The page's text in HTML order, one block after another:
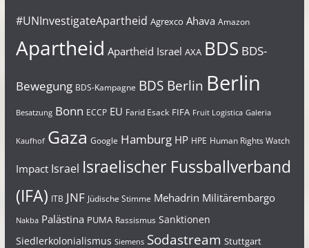
#UNInvestigateApartheid Agrexco Ahava Amazon
Apartheid Apartheid Israel AXA BDS BDS-
Bewegung BDS-Kampagne BDS Berlin Berlin
Besatzung Bonn ECCP EU Farid Esack FIFA Fruit Logistica Galeria
Kaufhof Gaza Google Hamburg HP HPE Human Rights Watch
Impact Israel Israelischer Fussballverband
(IFA) ITB JNF Jüdische Stimme Mehadrin Militärembargo
Nakba Palästina PUMA Rassismus Sanktionen
Siedlerkolonialismus Siemens Sodastream Stuttgart